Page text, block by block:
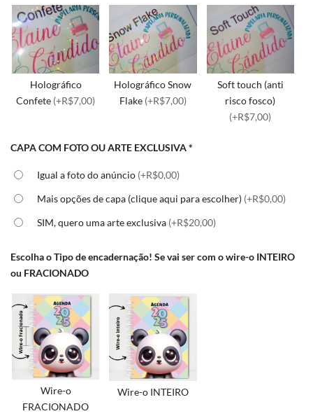
Holográfico
Confete (+R$7,00)
Holográfico Snow
Flake (+R$7,00)
Soft touch (anti
risco fosco)
(+R$7,00)
CAPA COM FOTO OU ARTE EXCLUSIVA*
Igual a foto do anúncio (+R$0,00)
Mais opções de capa (clique aqui para escolher) (+R$0,00)
SIM, quero uma arte exclusiva (+R$20,00)
Escolha o Tipo de encadernação! Se vai ser com o wire-o INTEIRO
ou FRACIONADO
Wire-o
FRACIONADO
Wire-o INTEIRO